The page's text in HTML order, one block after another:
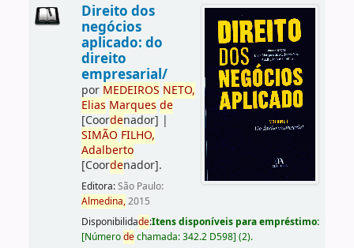
Direito dos
negócios
aplicado: do
direito
empresarial/
por MEDEIROS NETO,
Elias Marques de
[Coordenador] |
SIMÃO FILHO,
Adalberto
[Coordenador].
Editora:São Paulo:
Almedina,2015
Disponibilidade:Itens disponíveis para empréstimo:
[Númerodechamada:342.2 D598] (2).